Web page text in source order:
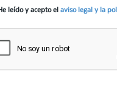
leído y acepto el aviso legal y la